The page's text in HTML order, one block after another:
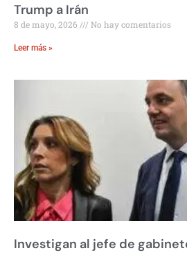
Trump a Irán
8 de mayo, 2026 No hay comentarios
Leer más »
Investigan al jefe de